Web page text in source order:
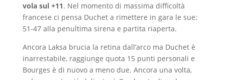
vola sul +11. Nel momento di massima difficoltà
francese ci pensa Duchet a rimettere in gara le sue:
51-47 alla penultima sirena e partita riaperta.
Ancora Laksa brucia la retina dall’arco ma Duchet è
inarrestabile, raggiunge quota 15 punti personali e
Bourges è di nuovo a meno due. Ancora una volta,